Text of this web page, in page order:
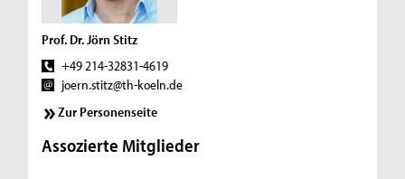
Prof. Dr. Jörn Stitz
+49 214-32831-4619
joern.stitz@th-koeln.de
Zur Personenseite
Assozierte Mitglieder